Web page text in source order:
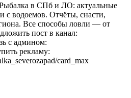
в СПб и ЛО: актуальные
с водоемов. Отчёты, снасти,
Все способы ловли — от
пост в канал:
с админом:
рекламу:
card_max